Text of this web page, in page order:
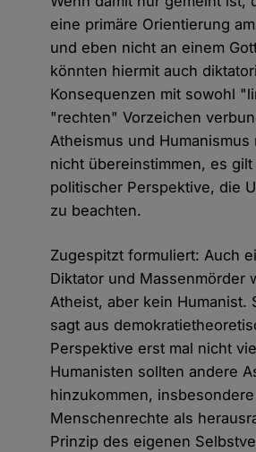
eine primäre Orientierung
und eben nicht an einem
könnten hiermit auch
Konsequenzen mit sowohl
"rechten" Vorzeichen
Atheismus und Humanismus
nicht übereinstimmen, es
politischer Perspektive, die
zu beachten.
Zugespitzt formuliert: Auch
Diktator und Massenmörder
Atheist, aber kein Humanist.
sagt aus
Perspektive erst mal nicht
Humanisten sollten andere
hinzukommen,
Menschenrechte als
Prinzip des eigenen